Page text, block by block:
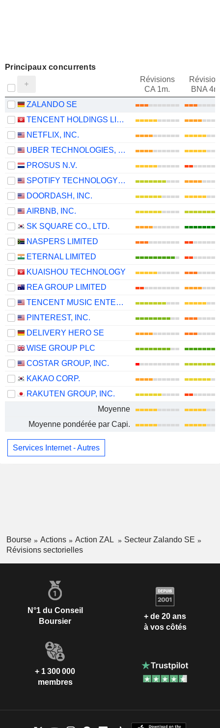
Principaux concurrents
Révisions
CA 1m.
BNA
ZALANDO SE
TENCENT HOLDINGS LIMITED
NETFLIX, INC.
UBER TECHNOLOGIES, INC.
PROSUS N.V.
SPOTIFY TECHNOLOGY S.A.
DOORDASH, INC.
AIRBNB, INC.
SK SQUARE CO., LTD.
NASPERS LIMITED
ETERNAL LIMITED
KUAISHOU TECHNOLOGY
REA GROUP LIMITED
TENCENT MUSIC ENTERTAINMENT GROUP
PINTEREST, INC.
DELIVERY HERO SE
WISE GROUP PLC
COSTAR GROUP, INC.
KAKAO CORP.
RAKUTEN GROUP, INC.
Moyenne
Moyenne pondérée par Capi.
Services Internet - Autres
Bourse Actions Action ZAL
Secteur Zalando SE
Révisions sectorielles
N°1 du Conseil
Boursier
+ de 20 ans
à vos côtés
+ 1 300 000
membres